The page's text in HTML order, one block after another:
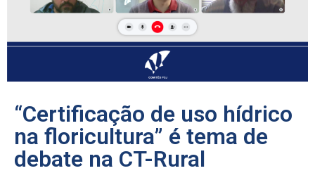
“Certificação de uso hídrico
na floricultura” é tema de
debate na CT-Rural